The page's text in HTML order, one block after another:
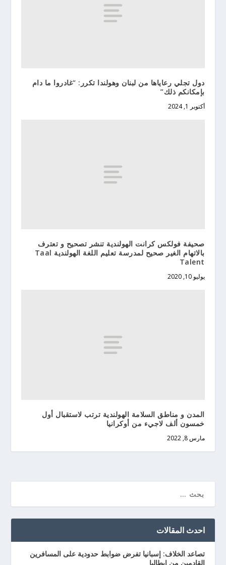
دول تجلي رعاياها من لبنان وهولندا تكرر: “غادروا ما دام
بإمكانكم ذلك”
أكتوبر 1, 2024
صحيفة فولكس كرانت الهولندية تنشر تصحيح و تعترف
بالاتهام الغير صحيح لمدرسة تعليم اللغة الهولندية Taal
Talent
يوليو 10, 2020
المدن و مناطق السلامة الهولندية ترتب لاستقبال أول
خمسون ألف لاجيء من أوكرانيا
مارس 8, 2022
احدث المقالات
تصاعد الخلاف: إسبانيا تفرض ضوابط حدودية على المسافرين
القادمين من إيطاليا